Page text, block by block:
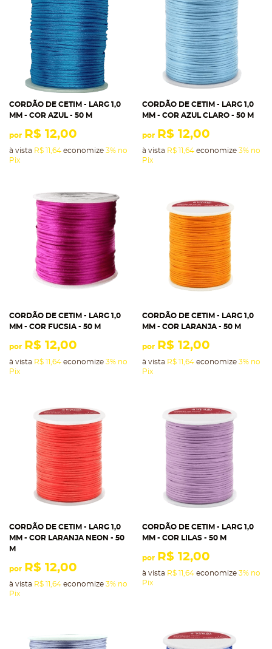
CORDÃO DE CETIM - LARG 1,0
MM - COR AZUL - 50 M
por R$ 12,00
à vista R$ 11,64 economize 3% no
Pix
CORDÃO DE CETIM - LARG 1,0
MM - COR AZUL CLARO - 50 M
por R$ 12,00
à vista R$ 11,64 economize 3% no
Pix
CORDÃO DE CETIM - LARG 1,0
MM - COR FUCSIA - 50 M
por R$ 12,00
à vista R$ 11,64 economize 3% no
Pix
CORDÃO DE CETIM - LARG 1,0
MM - COR LARANJA - 50 M
por R$ 12,00
à vista R$ 11,64 economize 3% no
Pix
CORDÃO DE CETIM - LARG 1,0
MM - COR LARANJA NEON - 50
M
por R$ 12,00
à vista R$ 11,64 economize 3% no
Pix
CORDÃO DE CETIM - LARG 1,0
MM - COR LILAS - 50 M
por R$ 12,00
à vista R$ 11,64 economize 3% no
Pix